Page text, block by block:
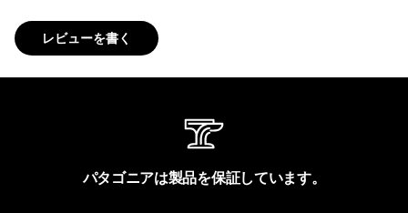
レビューを書く
パタゴニアは製品を保証しています。